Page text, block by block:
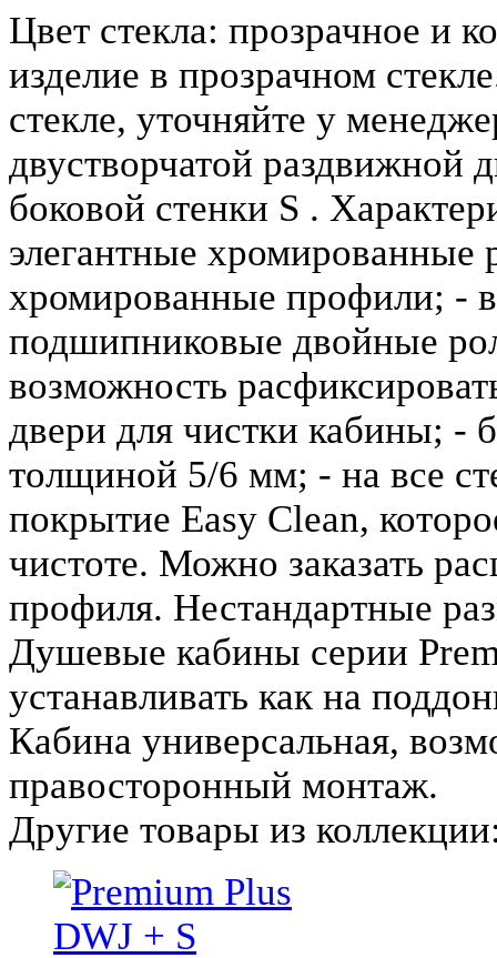
Цвет стекла: прозрачное и
изделие в прозрачном
стекле, уточняйте у
двустворчатой раздвижной
боковой стенки S .
элегантные хромированные
хромированные профили; -
подшипниковые двойные
возможность
двери для чистки кабины; -
толщиной 5/6 мм; - на все
покрытие Easy Clean,
чистоте. Можно заказать
профиля. Нестандартные
Душевые кабины серии
устанавливать как на
Кабина универсальная,
правосторонный монтаж.
Другие товары из